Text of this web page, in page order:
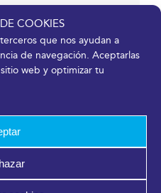
COOKIES
que nos ayudan a
de navegación. Aceptarlas
web y optimizar tu
electrónico